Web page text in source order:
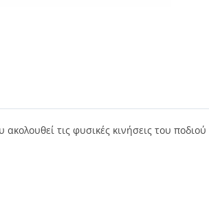
τις φυσικές κινήσεις του